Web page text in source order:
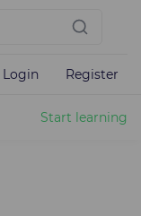
Login Register
Start learning